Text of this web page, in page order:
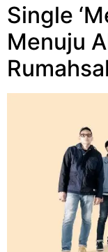
Single
Menuju